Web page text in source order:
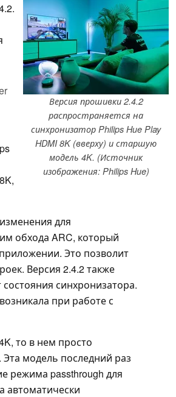
Версия прошивки 2.4.2
распространяется на
синхронизатор Philips Hue Play
HDMI 8K (вверху) и старшую
модель 4K. (Источник
изображения: Philips Hue)
для
обхода ARC, который
Это позволит
Версия 2.4.2 также
синхронизатора.
при работе с
то в нем просто
модель последний раз
режима passthrough для
автоматически